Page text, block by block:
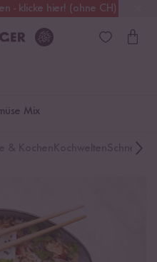
- klicke hier! (ohne CH)
Alle Zölle & Steuern inklusive
Mix
Schnelle